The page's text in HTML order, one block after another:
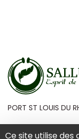
Ce site utilise
PORT ST LOUIS DU